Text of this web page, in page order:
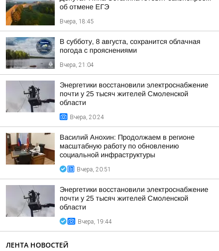
об отмене ЕГЭ
Вчера, 18:45
В субботу, 8 августа, сохранится облачная
погода с прояснениями
Вчера, 21:04
Энергетики восстановили электроснабжение
почти у 25 тысяч жителей Смоленской
области
Вчера, 20:24
Василий Анохин: Продолжаем в регионе
масштабную работу по обновлению
социальной инфраструктуры
Вчера, 20:51
Энергетики восстановили электроснабжение
почти у 25 тысяч жителей Смоленской
области
Вчера, 19:44
ЛЕНТА НОВОСТЕЙ